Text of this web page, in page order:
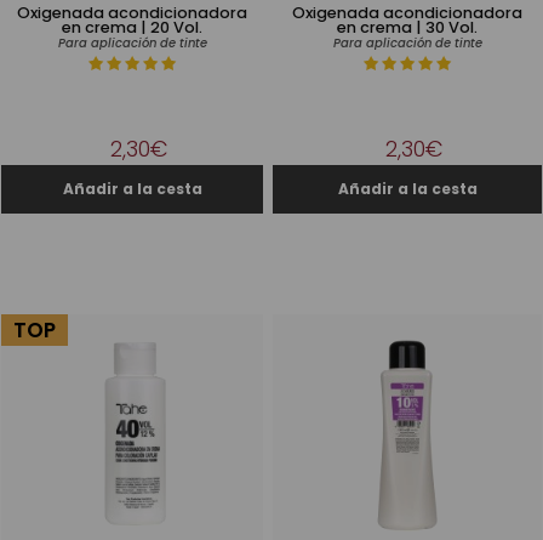
Oxigenada acondicionadora
en crema | 20 Vol.
Para aplicación de tinte
2,30€
Oxigenada acondicionadora
en crema | 30 Vol.
Para aplicación de tinte
2,30€
TOP